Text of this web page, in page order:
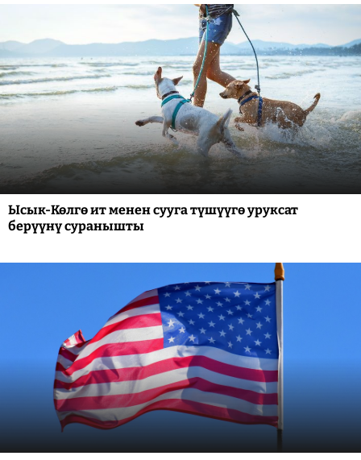
Ысык-Көлгө ит менен сууга түшүүгө уруксат
берүүнү суранышты